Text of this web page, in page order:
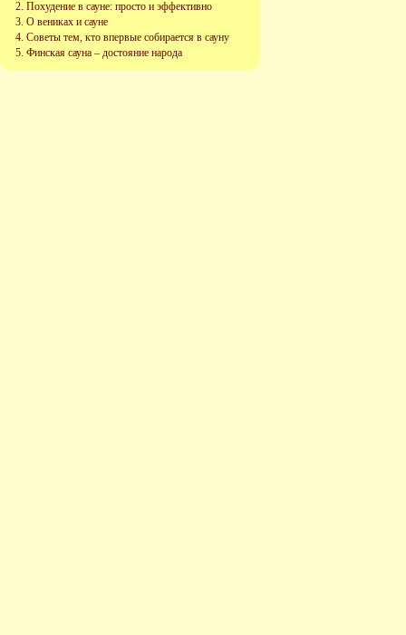
Похудение в сауне: просто и эффективно
О вениках и сауне
Советы тем, кто впервые собирается в сауну
Финская сауна – достояние народа